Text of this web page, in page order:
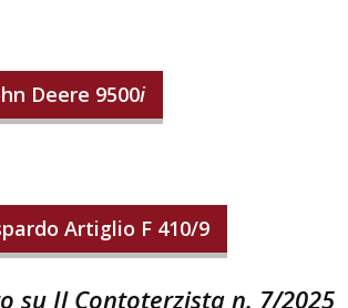
Deere 9500i
Artiglio F 410/9
su Il Contoterzista n. 7/2025